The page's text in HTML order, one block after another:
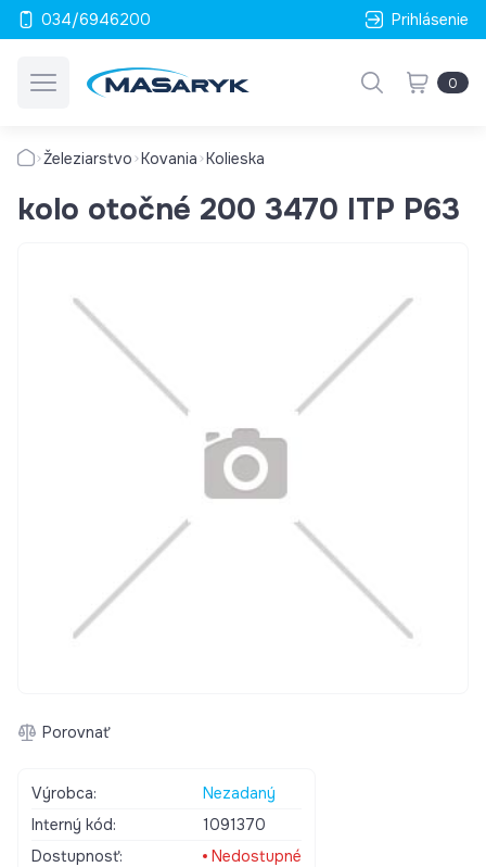
034/6946200 Prihlásenie
0
Železiarstvo Kovania Kolieska
kolo otočné 200 3470 ITP P63
Porovnať
Výrobca:
Nezadaný
Interný kód:
1091370
Dostupnosť:
Nedostupné